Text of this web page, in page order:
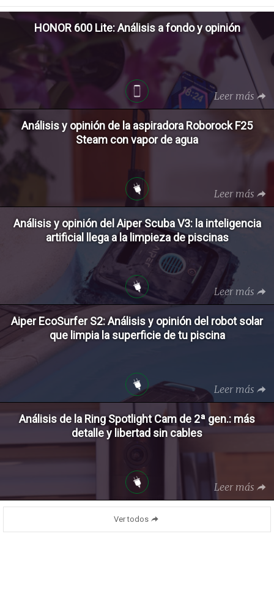
HONOR 600 Lite: Análisis a fondo y opinión
Leer más
Análisis y opinión de la aspiradora Roborock F25
Steam con vapor de agua
Leer más
Análisis y opinión del Aiper Scuba V3: la inteligencia
artificial llega a la limpieza de piscinas
Leer más
Aiper EcoSurfer S2: Análisis y opinión del robot solar
que limpia la superficie de tu piscina
Leer más
Análisis de la Ring Spotlight Cam de 2ª gen.: más
detalle y libertad sin cables
Leer más
Ver todos